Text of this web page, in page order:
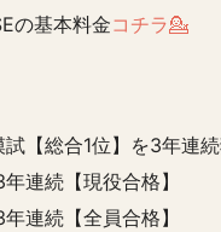
の基本料金コチラ💁
試【総合1位】を3年連
連続【現役合格】
連続【全員合格】